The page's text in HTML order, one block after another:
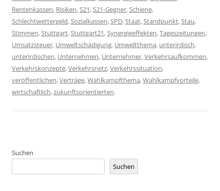
Rentenkassen, Risiken,S21,S21-Gegner,Schiene,
Schlechtwettergeld,Sozialkassen,SPD,Staat,Standpunkt,Stau,
Stimmen,Stuttgart,Stuttgart21,Synergieeffekten,Tageszeitungen,
Umsatzsteuer, Umweltschädigung, Umweltthema, unterirdisch,
unterirdischen, Unternehmen, Unternehmer,Verkehrsaufkommen,
Verkehrskonzepte,Verkehrsnetz,Verkehrssituation,
veröffentlichen,Verträge,Wahlkampfthema,Wahlkampfvorteile,
wirtschaftlich,zukunftsorientierten.
Suchen
Suchen